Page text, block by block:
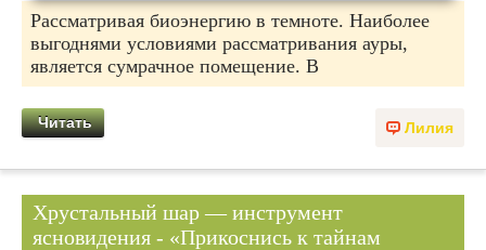
Рассматривая биоэнергию в темноте. Наиболее
выгоднями условиями рассматривания ауры,
является сумрачное помещение. В
Лилия
Читать
Хрустальный шар — инструмент
ясновидения - «Прикоснись к тайнам